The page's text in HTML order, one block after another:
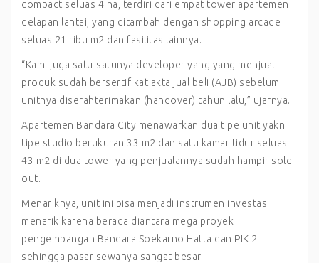
compact seluas 4 ha, terdiri dari empat tower apartemen
delapan lantai, yang ditambah dengan shopping arcade
seluas 21 ribu m2 dan fasilitas lainnya.
“Kami juga satu-satunya developer yang yang menjual
produk sudah bersertifikat akta jual beli (AJB) sebelum
unitnya diserahterimakan (handover) tahun lalu,” ujarnya.
Apartemen Bandara City menawarkan dua tipe unit yakni
tipe studio berukuran 33 m2 dan satu kamar tidur seluas
43 m2 di dua tower yang penjualannya sudah hampir sold
out.
Menariknya, unit ini bisa menjadi instrumen investasi
menarik karena berada diantara mega proyek
pengembangan Bandara Soekarno Hatta dan PIK 2
sehingga pasar sewanya sangat besar.